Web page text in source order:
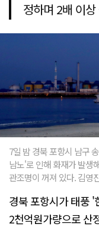
정하며 2배 이
7일 밤 경북 포항시 남구
남노'로 인해 화재가 발생
관조명이 꺼져 있다. 김
경북 포항시가 태풍
2천억원가량으로 산